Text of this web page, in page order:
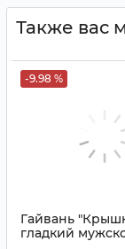
Также вас
-9.98 %
Гайвань
гладкий